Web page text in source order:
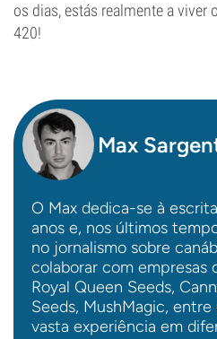
os dias, estás realmente a viver
420!
Max
O Max dedica-se à
anos e, nos últimos
no jornalismo sobre
colaborar com empresas
Royal Queen Seeds,
Seeds, MushMagic,
vasta experiência em